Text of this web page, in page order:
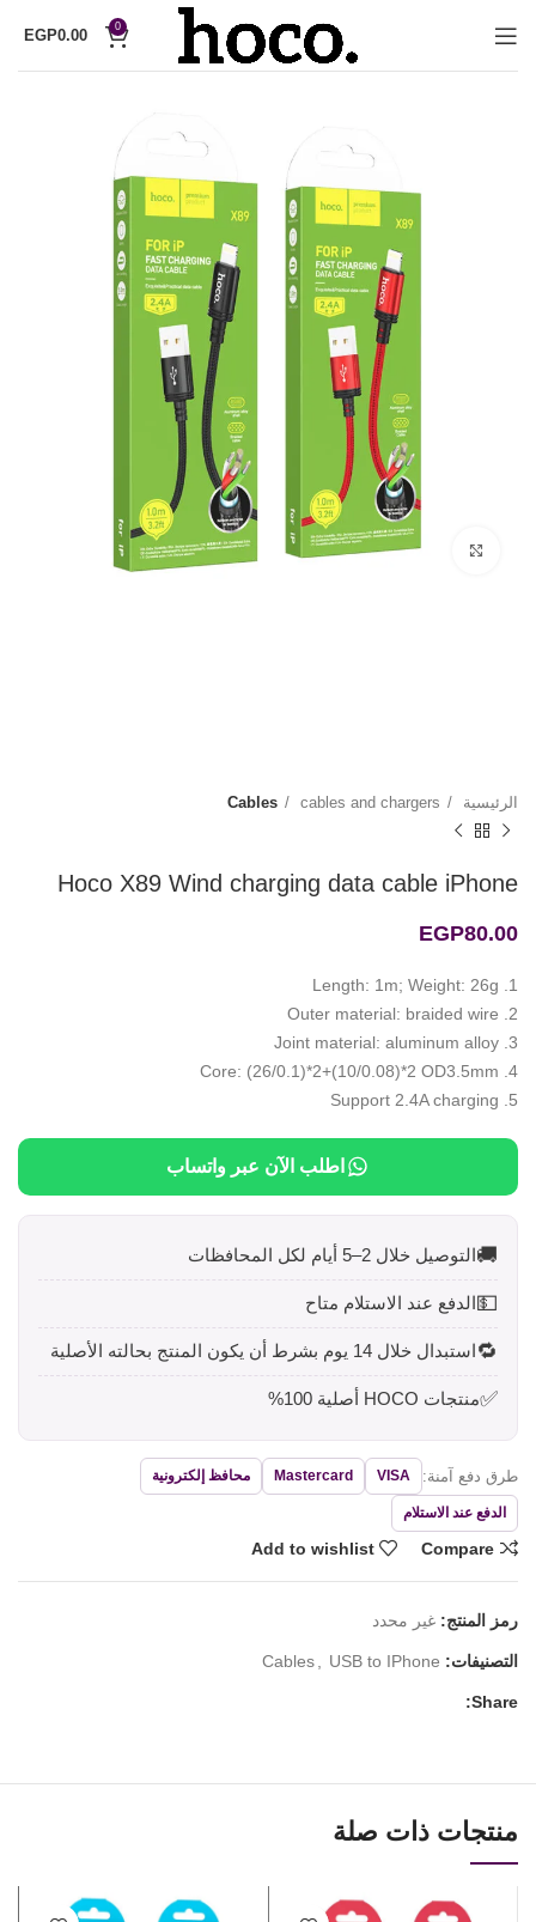
0
EGP0.00
Click to enlarge
الرئيسية cables and chargers
Cables
Hoco X89 Wind charging data cable iPhone
EGP80.00
1. Length: 1m; Weight: 26g
2. Outer material: braided wire
3. Joint material: aluminum alloy
4. Core: (26/0.1)*2+(10/0.08)*2 OD3.5mm
5. Support 2.4A charging
اطلب الآن عبر واتساب
🚚 التوصيل خلال 2–5 أيام لكل المحافظات
💵 الدفع عند الاستلام متاح
🔁 استبدال خلال 14 يوم بشرط أن يكون المنتج بحالته الأصلية
✅منتجات HOCO أصلية 100%
طرق دفع آمنة: VISA
Mastercard محافظ إلكترونية
الدفع عند الاستلام
Compare
Add to wishlist
رمز المنتج: غير محدد
التصنيفات: Cables, USB to IPhone
Share:
منتجات ذات صلة